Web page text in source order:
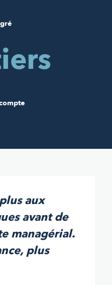
aux
avant de
managérial.
plus